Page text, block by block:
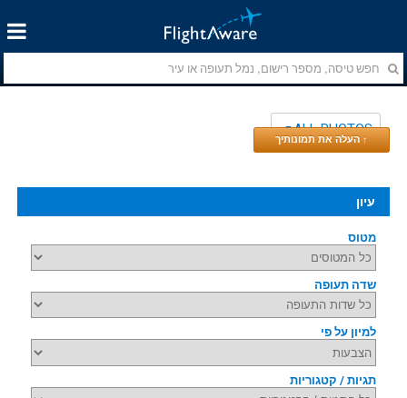
ALL PHOTOS
↑ העלה את תמונותיך
עיון
מטוס
שדה תעופה
למיון על פי
תגיות / קטגוריות